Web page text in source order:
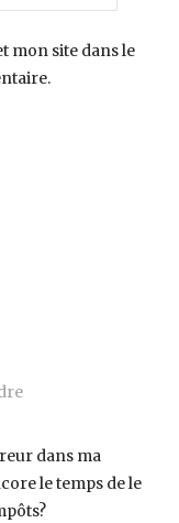
mon site dans le
dans ma
le temps de le